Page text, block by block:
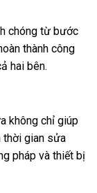
chóng từ bước
thành công
hai bên.
không chỉ giúp
thời gian sửa
pháp và thiết bị